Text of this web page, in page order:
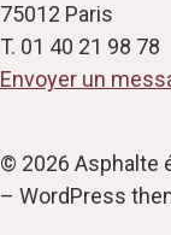
75012 Paris
T. 01 40 21 98 78
Envoyer un
© 2026 Asphalte
– WordPress